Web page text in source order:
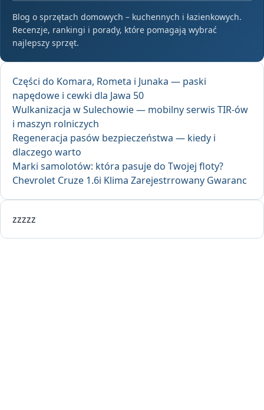
Blog o sprzętach domowych – kuchennych i łazienkowych.
Recenzje, rankingi i porady, które pomagają wybrać
najlepszy sprzęt.
Części do Komara, Rometa i Junaka — paski
napędowe i cewki dla Jawa 50
Wulkanizacja w Sulechowie — mobilny serwis TIR-ów
i maszyn rolniczych
Regeneracja pasów bezpieczeństwa — kiedy i
dlaczego warto
Marki samolotów: która pasuje do Twojej floty?
Chevrolet Cruze 1.6i Klima Zarejestrrowany Gwaranc
zzzzz